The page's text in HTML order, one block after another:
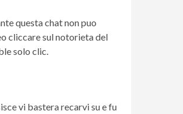
questa chat non puo
cliccare sul notorieta del
solo clic.
vi bastera recarvi su e fu